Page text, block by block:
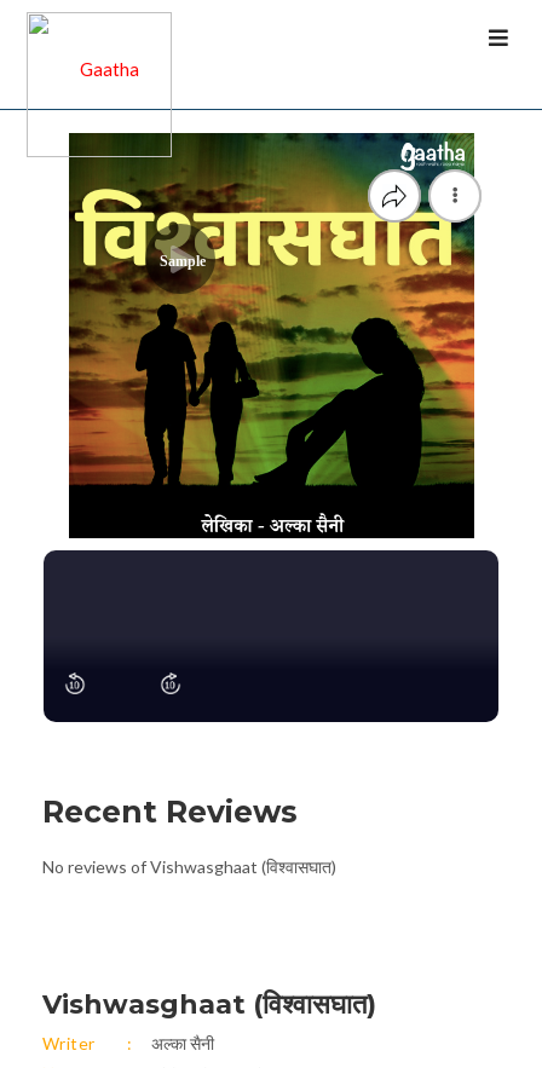
Sample
Recent Reviews
No reviews of Vishwasghaat (विश्वासघात)
Vishwasghaat (विश्वासघात)
Writer
अल्का सैनी